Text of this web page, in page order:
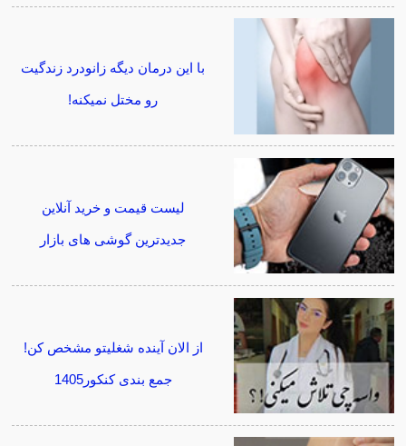
با این درمان دیگه زانودرد زندگیت
رو مختل نمیکنه!
لیست قیمت و خرید آنلاین
جدیدترین گوشی های بازار
از الان آینده شغلیتو مشخص کن!
جمع بندی کنکور1405